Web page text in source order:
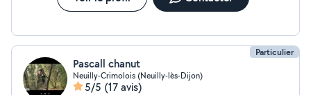
Particulier
Pascall chanut
Neuilly-Crimolois (Neuilly-lès-Dijon)
5/5 (17 avis)